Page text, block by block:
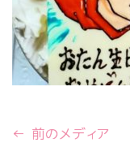
← 前のメディア